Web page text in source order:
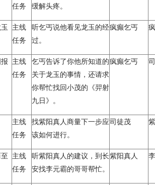
任务
缓解头疼。
主线
任务
听乞丐说他看见龙玉的经
过。
疯癫乞丐
主线
任务
乞丐告诉了你他所知道的
关于龙玉的事情，还请求
你帮忙找回小茂的《羿射
九日》。
疯癫乞丐
主线
任务
找紫阳真人商量下一步应
该如何进行。
司徒茂
主线
任务
听紫阳真人的建议，到长
安找李元霸的哥哥帮忙。
紫阳真人